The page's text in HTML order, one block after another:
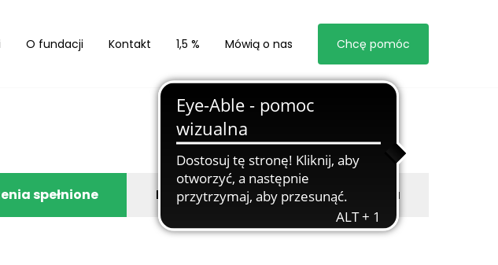
O fundacji Kontakt 1,5 % Mówią o nas Chcę pomóc
spełnione Byli z nami Zgłoś marzyciela